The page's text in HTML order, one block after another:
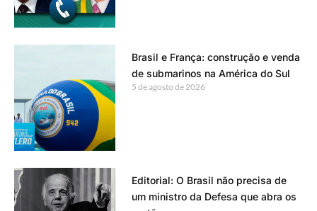
Brasil e França: construção e venda
de submarinos na América do Sul
5 de agosto de 2026
Editorial: O Brasil não precisa de
um ministro da Defesa que abra os